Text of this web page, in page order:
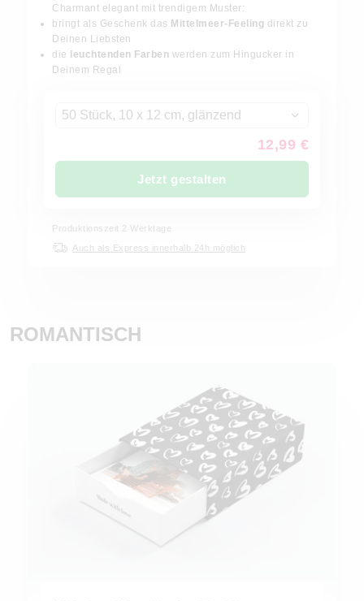
Charmant elegant mit trendigem Muster:
bringt als Geschenk das Mittelmeer-Feeling direkt zu
Deinen Liebsten
die
leuchtenden Farben werden zum Hingucker in
Deinem Regal
50 Stück, 10 x 12 cm, glänzend
12,99 €
Jetzt gestalten
Produktionszeit 2 Werktage
Auch als Express innerhalb 24h möglich
ROMANTISCH